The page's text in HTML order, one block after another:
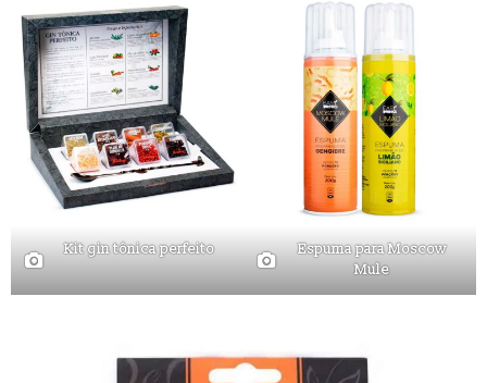
Kit gin tônica perfeito
Espuma para Moscow
Mule